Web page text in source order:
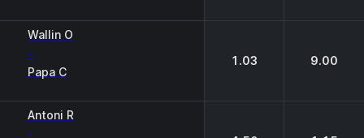
Wallin O
-
Papa С
1.03 9.00
Antoni R
-